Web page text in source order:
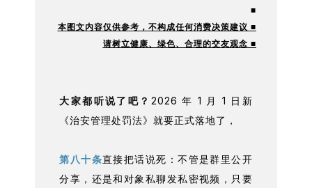
■
本图文内容仅供参考，不构成任何消费决策建议 ■
请树立健康、绿色、合理的交友观念 ■
大家都听说了吧？ 2026 年 1 月 1 日新
《治安管理处罚法》就要正式落地了，
第八十条直接把话说死：不管是群里公开
分享，还是和对象私聊发私密视频，只要